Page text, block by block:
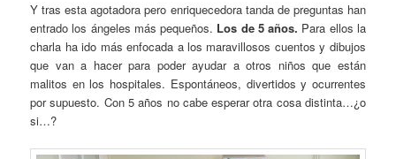
Y tras esta agotadora pero enriquecedora tanda de preguntas han
entrado los ángeles más pequeños. Los de 5 años. Para ellos la
charla ha ido más enfocada a los maravillosos cuentos y dibujos
que van a hacer para poder ayudar a otros niños que están
malitos en los hospitales. Espontáneos, divertidos y ocurrentes
por supuesto. Con 5 años no cabe esperar otra cosa distinta…¿o
si…?